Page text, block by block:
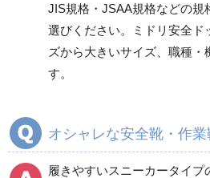
一般作業安全靴・ウレ
タン底
短靴
中編上靴
半長靴
つま先保護性能なし
層
JIS規格・JSAA規格などの規
選びください。ミドリ安全ド
ズから大きいサイズ、職種・
す。
オシャレな安全靴・作業
履きやすいスニーカータイプ